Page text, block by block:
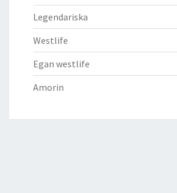
Legendariska
Westlife
Egan westlife
Amorin